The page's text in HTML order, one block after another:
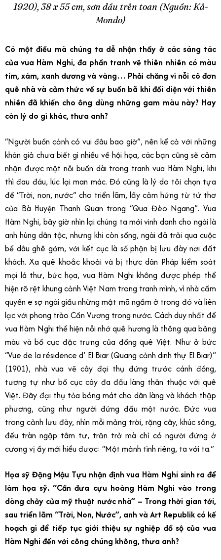
1920), 38 x 55 cm, sơn dầu trên toan (Nguồn: Kâ-
Mondo)
Có một điều mà chúng ta dễ nhận thấy ở các sáng tác
của vua Hàm Nghi, đa phần tranh vẽ thiên nhiên có màu
tím, xám, xanh dương và vàng… Phải chăng vì nỗi cô đơn
quê nhà và cảm thức về sự buồn bã khi đối diện với thiên
nhiên đã khiến cho ông dùng những gam màu này? Hay
còn lý do gì khác, thưa anh?
“Người buồn cảnh có vui đâu bao giờ”, nên kể cả với những
khán giả chưa biết gì nhiều về hội họa, các bạn cũng sẽ cảm
nhận được một nỗi buồn dài trong tranh vua Hàm Nghi, khi
thì đau đáu, lúc lại man mác. Đó cũng là lý do tôi chọn tựa
đề “Trời, non, nước” cho triển lãm, lấy cảm hứng từ tứ thơ
của Bà Huyện Thanh Quan trong “Qua Đèo Ngang”. Vua
Hàm Nghi, bây giờ nhìn lại chúng ta mới vinh danh cho ngài là
anh hùng dân tộc, nhưng khi còn sống, ngài đã trải qua cuộc
bể dâu ghê gớm, với kết cục là số phận bị lưu đày nơi đất
khách. Xa quê khoắc khoải và bị thực dân Pháp kiểm soát
mọi lá thư, bức họa, vua Hàm Nghi không được phép thể
hiện rõ rệt khung cảnh Việt Nam trong tranh mình, vì nhà cầm
quyền e sợ ngài giấu những mật mã ngầm ở trong đó và liên
lạc với phong trào Cần Vương trong nước. Cách duy nhất để
vua Hàm Nghi thể hiện nỗi nhớ quê hương là thông qua bảng
màu và bố cục đặc trưng của đồng quê Việt. Như ở bức
“Vue de la résidence d’ El Biar (Quang cảnh dinh thự El Biar)”
(1901), nhà vua vẽ cây đại thụ đứng trước cánh đồng,
tương tự như bố cục cây đa đầu làng thân thuộc với quê
Việt. Đây đại thụ tỏa bóng mát cho dân làng và khách thập
phương, cũng như người đứng đầu một nước. Đức vua
trong cảnh lưu đày, nhìn mỗi mảng trời, rặng cây, khúc sông,
đều tràn ngập tâm tư, trăn trở mà chỉ có người đứng ở
cương vị ấy mới hiểu được: “Một mảnh tình riêng, ta với ta.”
Họa sỹ Đặng Mậu Tựu nhận định vua Hàm Nghi sinh ra để
làm họa sỹ. “Cần đưa cựu hoàng Hàm Nghi vào trong
dòng chảy của mỹ thuật nước nhà” – Trong thời gian tới,
sau triển lãm “Trời, Non, Nước”, anh và Art Republik có kế
hoạch gì để tiếp tục giới thiệu sự nghiệp đồ sộ của vua
Hàm Nghi đến với công chúng không, thưa anh?